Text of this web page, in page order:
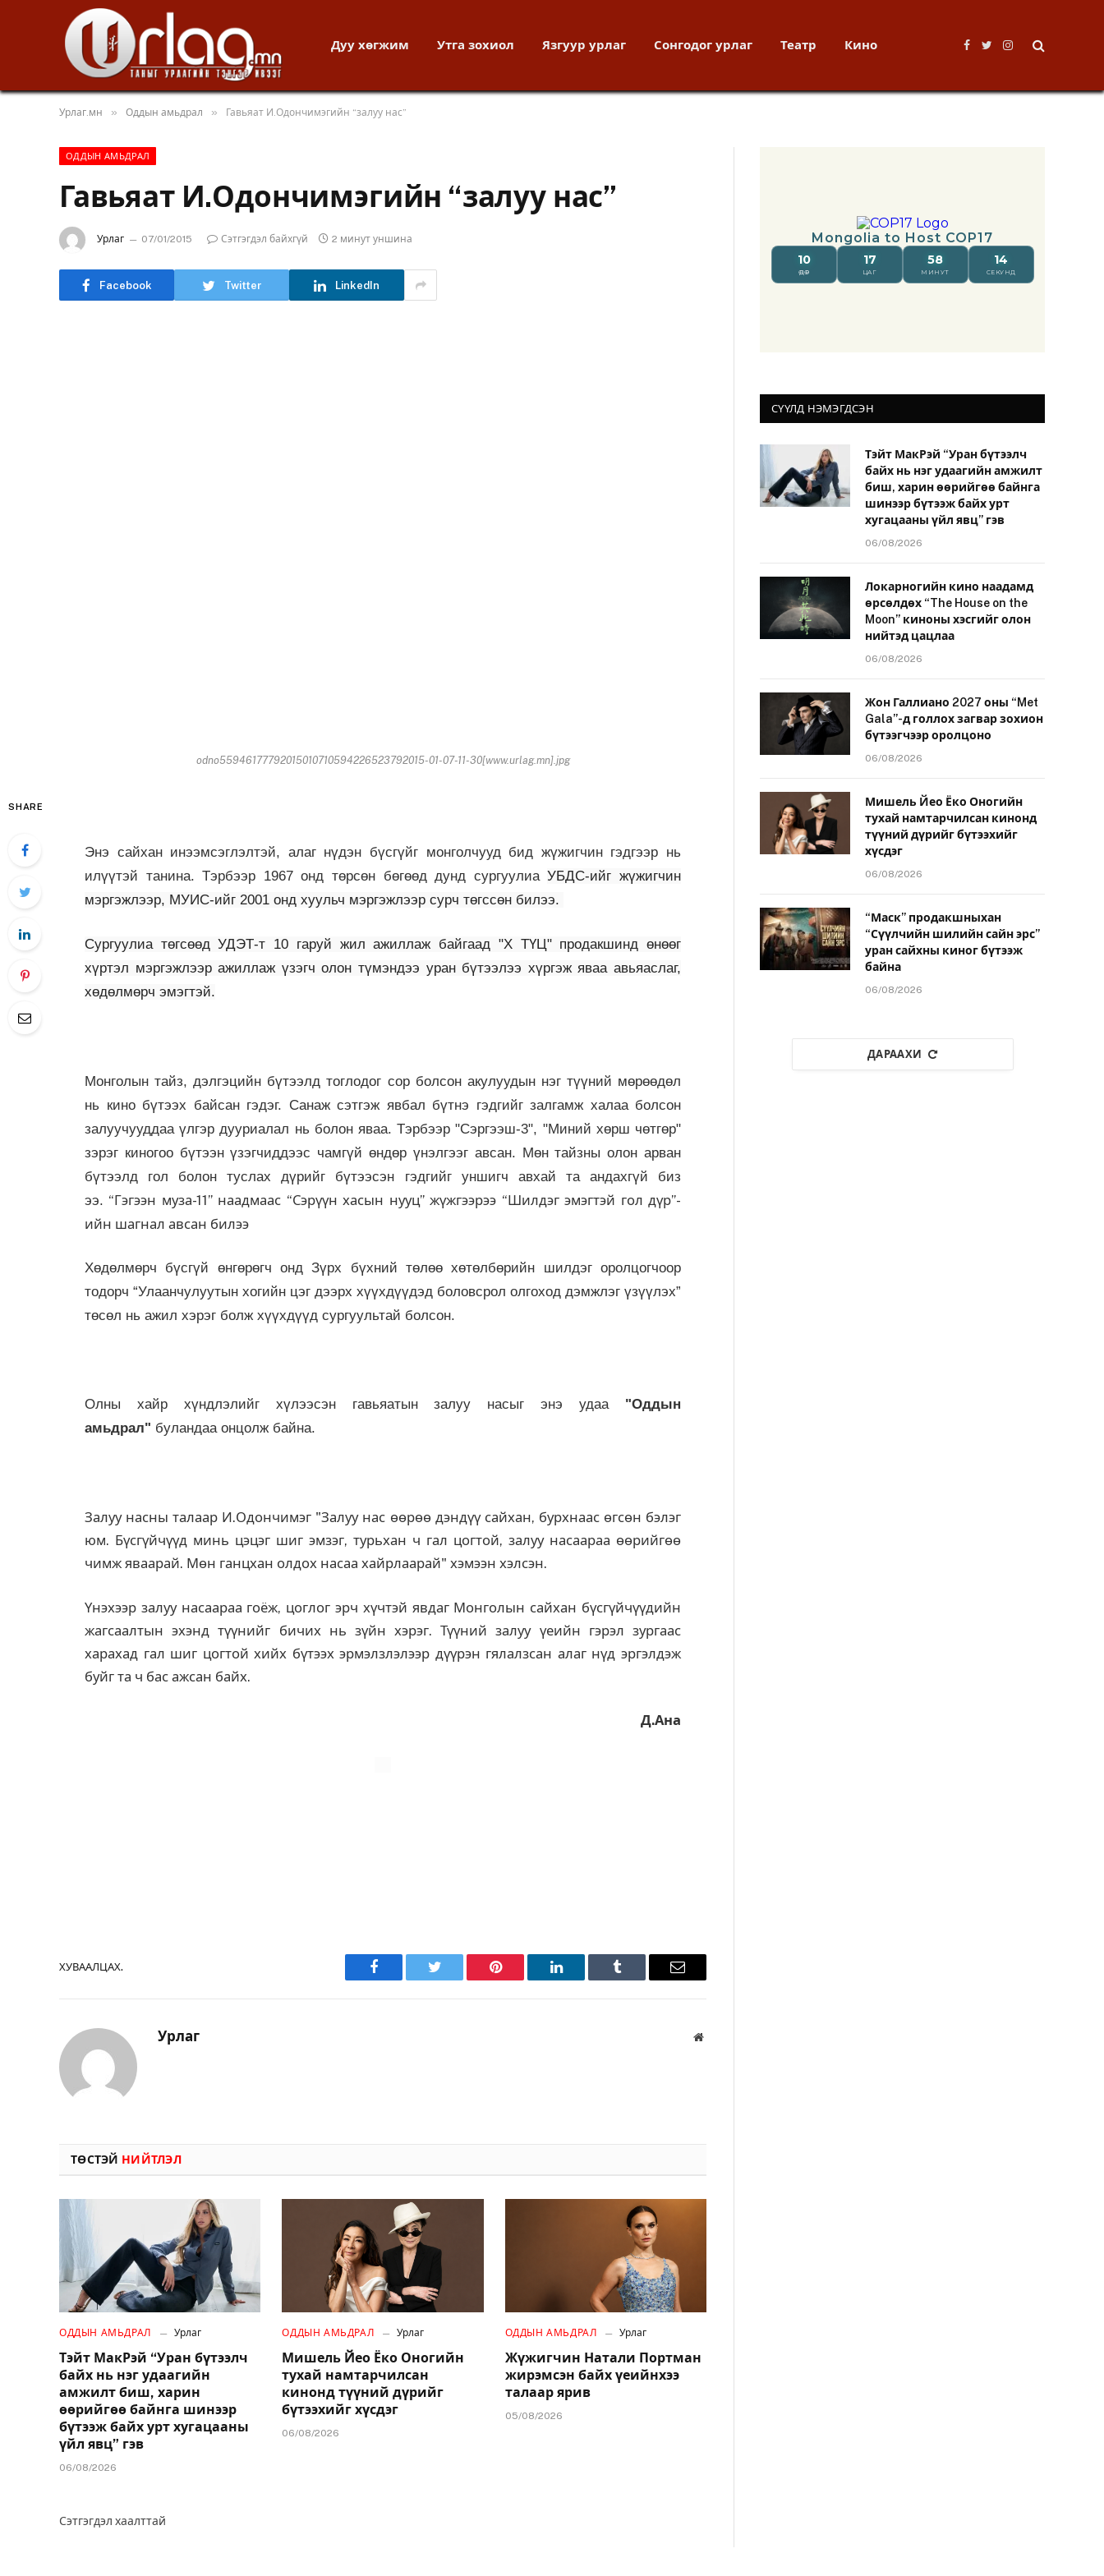
Дуу хөгжим Утга зохиол Язгуур урлаг Сонгодог урлаг Театр Кино
Facebook
TwitterInstagram
Урлаг.мн » Оддын амьдрал » Гавьяат И.Одончимэгийн “залуу нас”
ОДДЫН АМЬДРАЛ
Гавьяат И.Одончимэгийн “залуу нас”
Урлаг 07/01/2015 Сэтгэгдэл байхгүй 2 минут уншина
Facebook Twitter LinkedIn
odno55946177792015010710594226523792015-01-07-11-30[www.urlag.mn].jpg
SHARE
Энэ сайхан инээмсэглэлтэй, алаг нүдэн бүсгүйг монголчууд бид жүжигчин гэдгээр нь
илүүтэй танина. Тэрбээр 1967 онд төрсөн бөгөөд дунд сургуулиаУБДС-ийг жүжигчин
мэргэжлээр, МУИС-ийг 2001 онд хуульч мэргэжлээр сурч төгссөн билээ.
Сургуулиа төгсөөд УДЭТ-т 10 гаруй жил ажиллаж байгаад "X ТҮЦ" продакшинд өнөөг
хүртэл мэргэжлээр ажиллаж үзэгч олон түмэндээ уран бүтээлээ хүргэж яваа авьяаслаг,
хөдөлмөрч эмэгтэй.
Монголын тайз, дэлгэцийн бүтээлд тоглодог сор болсон акулуудын нэг түүний мөрөөдөл
нь кино бүтээх байсан гэдэг. Санаж сэтгэж явбал бүтнэ гэдгийг залгамж халаа болсон
залуучууддаа үлгэр дууриалал нь болон яваа. Тэрбээр "Сэргээш-3", "Миний хөрш чөтгөр"
зэрэг киногоо бүтээн үзэгчиддээс чамгүй өндөр үнэлгээг авсан. Мөн тайзны олон арван
бүтээлд гол болон туслах дүрийг бүтээсэн гэдгийг уншигч авхай та андахгүй биз
ээ. “Гэгээн муза-11” наадмаас “Сэрүүн хасын нууц” жүжгээрээ “Шилдэг эмэгтэй гол дүр”-
ийн шагнал авсан билээ
Хөдөлмөрч бүсгүй өнгөрөгч онд Зүрх бүхний төлөө хөтөлбөрийн шилдэг оролцогчоор
тодорч “Улаанчулуутын хогийн цэг дээрх хүүхдүүдэд боловсрол олгоход дэмжлэг үзүүлэх”
төсөл нь ажил хэрэг болж хүүхдүүд сургуультай болсон.
Олны хайр хүндлэлийг хүлээсэн гавьяатын залуу насыг энэ удаа "Оддын
амьдрал" буландаа онцолж байна.
Залуу насны талаар И.Одончимэг "Залуу нас өөрөө дэндүү сайхан, бурхнаас өгсөн бэлэг
юм. Бүсгүйчүүд минь цэцэг шиг эмзэг, турьхан ч гал цогтой, залуу насаараа өөрийгөө
чимж яваарай. Мөн ганцхан олдох насаа хайрлаарай" хэмээн хэлсэн.
Үнэхээр залуу насаараа гоёж, цоглог эрч хүчтэй явдаг Монголын сайхан бүсгүйчүүдийн
жагсаалтын эхэнд түүнийг бичих нь зүйн хэрэг. Түүний залуу үеийн гэрэл зургаас
харахад гал шиг цогтой хийх бүтээх эрмэлзлэлээр дүүрэн гялалзсан алаг нүд эргэлдэж
буйг та ч бас ажсан байх.
Д.Ана
ХУВААЛЦАХ.
Facebook Twitter Pinterest LinkedIn Tumblr Имэйл
Урлаг Вэбсайт
ТӨСТЭЙ НИЙТЛЭЛ
ОДДЫН АМЬДРАЛ Урлаг
Тэйт МакРэй “Уран бүтээлч
байх нь нэг удаагийн
амжилт биш, харин
өөрийгөө байнга шинээр
бүтээж байх урт хугацааны
үйл явц” гэв
06/08/2026
ОДДЫН АМЬДРАЛ Урлаг
Мишель Йео Ёко Оногийн
тухай намтарчилсан
кинонд түүний дүрийг
бүтээхийг хүсдэг
06/08/2026
ОДДЫН АМЬДРАЛ Урлаг
Жүжигчин Натали Портман
жирэмсэн байх үеийнхээ
талаар ярив
05/08/2026
Сэтгэгдэл хаалттай
СҮҮЛД НЭМЭГДСЭН
Тэйт МакРэй “Уран бүтээлч
байх нь нэг удаагийн амжилт
биш, харин өөрийгөө байнга
шинээр бүтээж байх урт
хугацааны үйл явц” гэв
06/08/2026
Локарногийн кино наадамд
өрсөлдөх “The House on the
Moon” киноны хэсгийг олон
нийтэд цацлаа
06/08/2026
Жон Галлиано 2027 оны “Met
Gala”-д голлох загвар зохион
бүтээгчээр оролцоно
06/08/2026
Мишель Йео Ёко Оногийн
тухай намтарчилсан кинонд
түүний дүрийг бүтээхийг
хүсдэг
06/08/2026
“Маск” продакшныхан
“Сүүлчийн шилийн сайн эрс”
уран сайхны киног бүтээж
байна
06/08/2026
ДАРААХИ